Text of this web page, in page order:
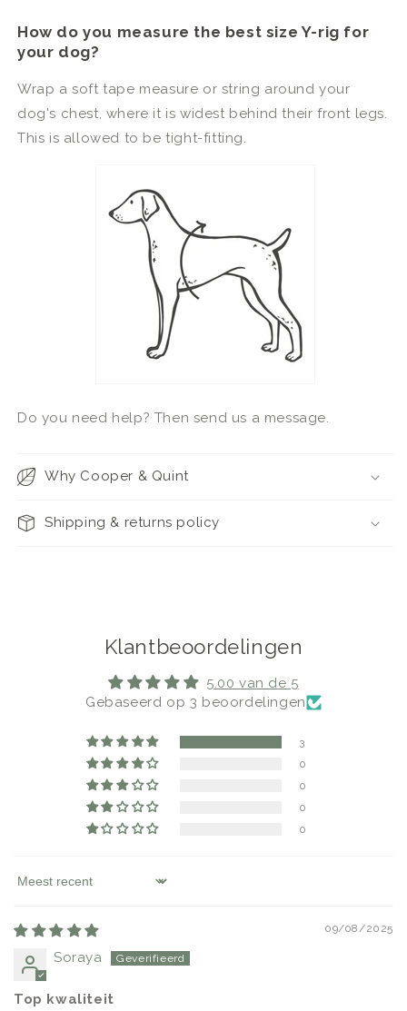
How do you measure the best size Y-rig for
your dog?
Wrap a soft tape measure or string around your
dog's chest, where it is widest behind their front legs.
This is allowed to be tight-fitting.
Do you need help? Then send us a message.
Why Cooper & Quint
Shipping & returns policy
Klantbeoordelingen
5.00 van de 5
Gebaseerd op 3 beoordelingen
3
0
0
0
0
Sort by
09/08/2025
Soraya
Top kwaliteit